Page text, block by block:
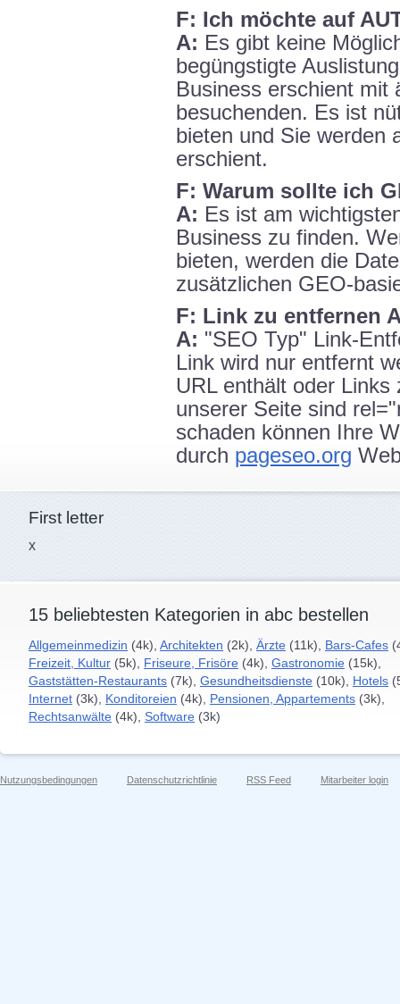
F: Ich möchte auf
A: Es gibt keine
begüngstigte
Business erschient mit
besuchenden. Es ist
bieten und Sie werden
erschient.
F: Warum sollte ich
A: Es ist am
Business zu finden.
bieten, werden die
zusätzlichen GEO-
F: Link zu entfernen
A: "SEO Typ" Link-
Link wird nur entfernt
URL enthält oder
unserer Seite sind
schaden können Ihre
durch pageseo.org
First letter
x
15 beliebtesten Kategorien in abc bestellen
Allgemeinmedizin (4k), Architekten (2k), Ärzte (11k), Bars-Cafes
Freizeit, Kultur (5k), Friseure, Frisöre (4k), Gastronomie (15k),
Gaststätten-Restaurants (7k), Gesundheitsdienste (10k), Hotels
Internet (3k), Konditoreien (4k), Pensionen, Appartements (3k),
Rechtsanwälte (4k), Software (3k)
Nutzungsbedingungen Datenschutzrichtlinie RSS Feed Mitarbeiter login